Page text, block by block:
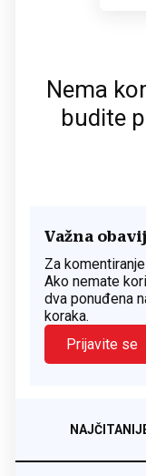
Nema
budite
Važna
Za
Ako nemate
dva ponuđena
koraka.
Prijavite se